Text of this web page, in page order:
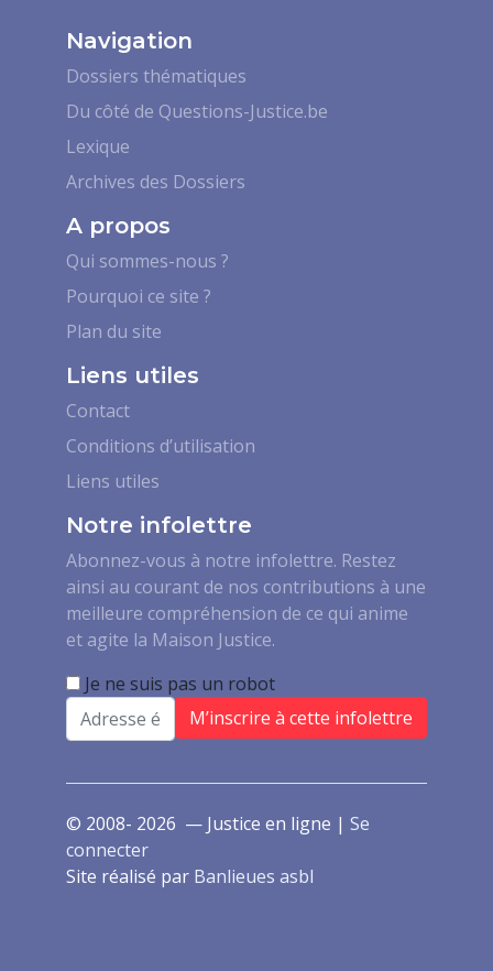
Navigation
Dossiers thématiques
Du côté de Questions-Justice.be
Lexique
Archives des Dossiers
A propos
Qui sommes-nous ?
Pourquoi ce site ?
Plan du site
Liens utiles
Contact
Conditions d’utilisation
Liens utiles
Notre infolettre
Abonnez-vous à notre infolettre. Restez
ainsi au courant de nos contributions à une
meilleure compréhension de ce qui anime
et agite la Maison Justice.
Je ne suis pas un robot
Email
© 2008- 2026 — Justice en ligne | Se
connecter
Site réalisé par Banlieues asbl